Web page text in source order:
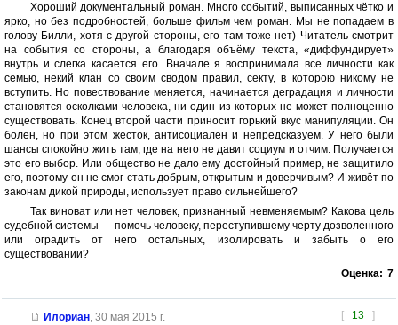
Хороший документальный роман. Много событий, выписанных чётко и
ярко, но без подробностей, больше фильм чем роман. Мы не попадаем в
голову Билли, хотя с другой стороны, его там тоже нет) Читатель смотрит
на события со стороны, а благодаря объёму текста, «диффундирует»
внутрь и слегка касается его. Вначале я воспринимала все личности как
семью, некий клан со своим сводом правил, секту, в которою никому не
вступить. Но повествование меняется, начинается деградация и личности
становятся осколками человека, ни один из которых не может полноценно
существовать. Конец второй части приносит горький вкус манипуляции. Он
болен, но при этом жесток, антисоциален и непредсказуем. У него были
шансы спокойно жить там, где на него не давит социум и отчим. Получается
это его выбор. Или общество не дало ему достойный пример, не защитило
его, поэтому он не смог стать добрым, открытым и доверчивым? И живёт по
законам дикой природы, использует право сильнейшего?
Так виноват или нет человек, признанный невменяемым? Какова цель
судебной системы — помочь человеку, переступившему черту дозволенного
или оградить от него остальных, изолировать и забыть о его
существовании?
Оценка: 7
[ 13 ]
Илориан, 30 мая 2015 г.